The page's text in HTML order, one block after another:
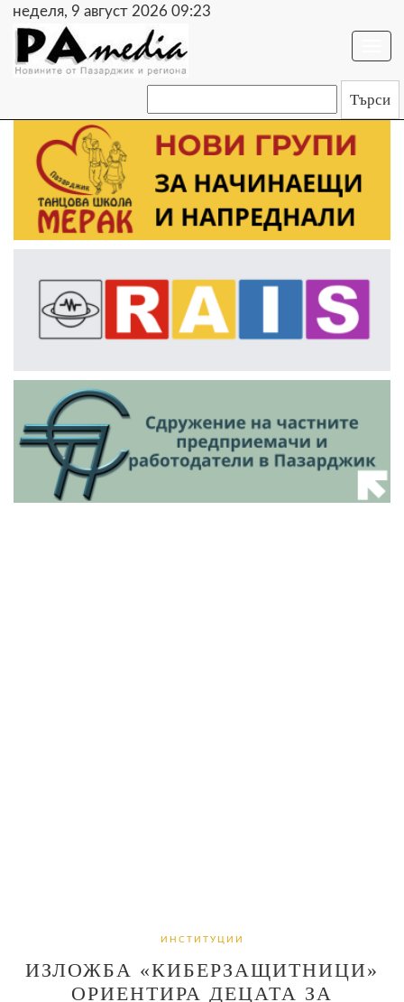
неделя, 9 август 2026 09:23
ИНСТИТУЦИИ
ИЗЛОЖБА «КИБЕРЗАЩИТНИЦИ»
ОРИЕНТИРА ДЕЦАТА ЗА